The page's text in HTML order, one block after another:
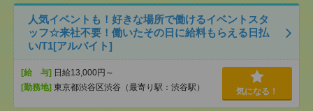
人気イベントも！好きな場所で働けるイベントスタ
ッフ☆来社不要！働いたその日に給料もらえる日払
い/T1[アルバイト]
[給 与] 日給13,000円～
[勤務地] 東京都渋谷区渋谷（最寄り駅：渋谷駅） 気になる！